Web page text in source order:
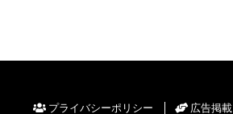
プライバシーポリシー 広告掲載